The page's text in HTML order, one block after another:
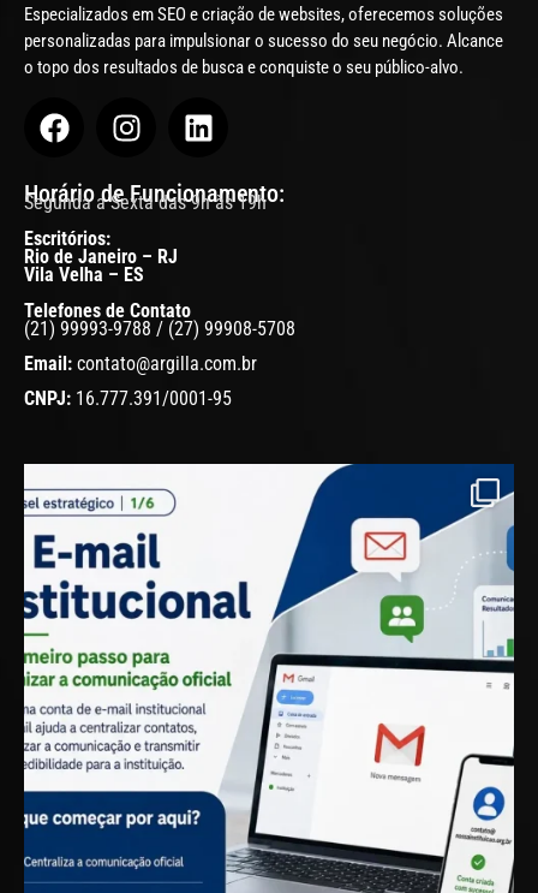
Especializados em SEO e criação de websites, oferecemos soluções
personalizadas para impulsionar o sucesso do seu negócio. Alcance
o topo dos resultados de busca e conquiste o seu público-alvo.
Horário de Funcionamento:
Segunda a Sexta das 9h às 19h
Escritórios:
Rio de Janeiro – RJ
Vila Velha – ES
Telefones de Contato
(21) 99993-9788 / (27) 99908-5708
Email: contato@argilla.com.br
CNPJ: 16.777.391/0001-95